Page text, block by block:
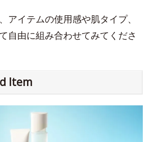
アイテムの使用感や肌タイプ、
自由に組み合わせてみてくださ
Item